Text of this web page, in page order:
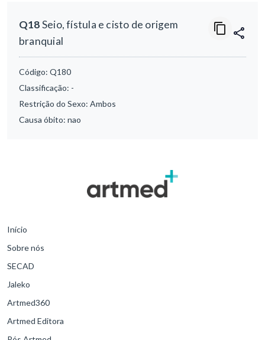
Q18Seio, fístula e cisto de origem
branquial
Código: Q180
Classificação: -
Restrição do Sexo: Ambos
Causa óbito: nao
Início
Sobre nós
SECAD
Jaleko
Artmed360
Artmed Editora